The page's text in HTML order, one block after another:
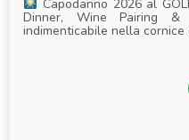
Capodanno 2026 al
Dinner, Wine Pairing
indimenticabile nella